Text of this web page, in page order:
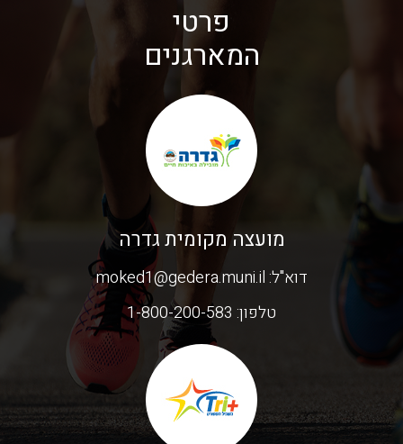
פרטי
המארגנים
מועצה מקומית גדרה
דוא"ל: moked1@gedera.muni.il
טלפון: 1-800-200-583